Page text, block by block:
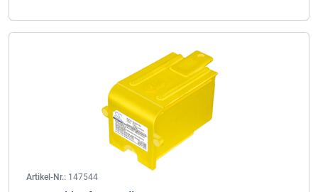
Artikel-Nr.: 147544